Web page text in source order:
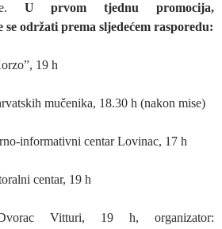
U prvom tjednu promocija,
održati prema sljedećem rasporedu:
19 h
mučenika, 18.30 h (nakon mise)
informativni centar Lovinac, 17 h
centar, 19 h
Vitturi, 19 h, organizator: